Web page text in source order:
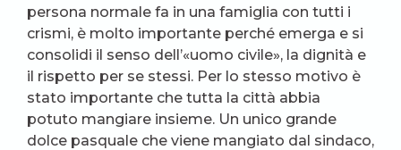
persona normale fa in una famiglia con tutti i
crismi, è molto importante perché emerga e si
consolidi il senso dell’«uomo civile», la dignità e
il rispetto per se stessi. Per lo stesso motivo è
stato importante che tutta la città abbia
potuto mangiare insieme. Un unico grande
dolce pasquale che viene mangiato dal sindaco,